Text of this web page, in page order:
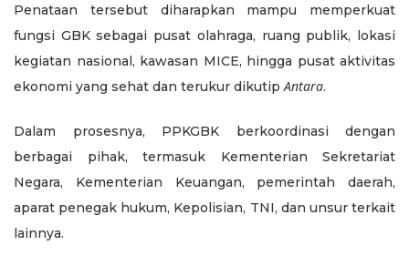
Penataan tersebut diharapkan mampu memperkuat
fungsi GBK sebagai pusat olahraga, ruang publik, lokasi
kegiatan nasional, kawasan MICE, hingga pusat aktivitas
ekonomi yang sehat dan terukur dikutipAntara.
Dalam prosesnya, PPKGBK berkoordinasi dengan
berbagai pihak, termasuk Kementerian Sekretariat
Negara, Kementerian Keuangan, pemerintah daerah,
aparat penegak hukum, Kepolisian, TNI, dan unsur terkait
lainnya.